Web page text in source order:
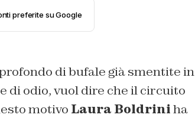
preferite su Google
di bufale già smentite in
di odio, vuol dire che il circuito
motivo Laura Boldriniha